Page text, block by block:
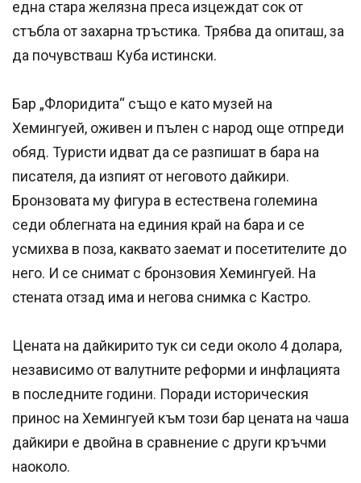
една стара желязна преса изцеждат сок от
стъбла от захарна тръстика. Трябва да опиташ, за
да почувстваш Куба истински.
Бар „Флоридита“ също е като музей на
Хемингуей, оживен и пълен с народ още отпреди
обяд. Туристи идват да се разпишат в бара на
писателя, да изпият от неговото дайкири.
Бронзовата му фигура в естествена големина
седи облегната на единия край на бара и се
усмихва в поза, каквато заемат и посетителите до
него. И се снимат с бронзовия Хемингуей. На
стената отзад има и негова снимка с Кастро.
Цената на дайкирито тук си седи около 4 долара,
независимо от валутните реформи и инфлацията
в последните години. Поради историческия
принос на Хемингуей към този бар цената на чаша
дайкири е двойна в сравнение с други кръчми
наоколо.